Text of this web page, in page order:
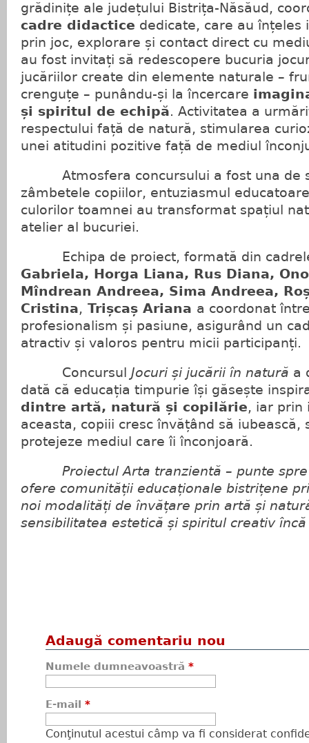
grădinițe ale județului Bistrița-Năsăud,
cadre didactice dedicate, care au înțeles
prin joc, explorare și contact direct cu
au fost invitați să redescopere bucuria
jucăriilor create din elemente naturale –
crenguțe – punându-și la încercare
și spiritul de echipă. Activitatea a
respectului față de natură, stimularea
unei atitudini pozitive față de mediul
Atmosfera concursului a fost una de
zâmbetele copiilor, entuziasmul
culorilor toamnei au transformat spațiul
atelier al bucuriei.
Echipa de proiect, formată din
Gabriela, Horga Liana, Rus Diana,
Mîndrean Andreea, Sima Andreea,
Cristina, Trișcaș Ariana a coordonat
profesionalism și pasiune, asigurând un
atractiv și valoros pentru micii participanți.
Concursul Jocuri și jucării în natură a
dată că educația timpurie își găsește
dintre artă, natură și copilărie, iar prin
aceasta, copiii cresc învățând să iubească,
protejeze mediul care îi înconjoară.
ProiectulArta tranzientă – punte
ofere comunității educaționale bistrițene
noi modalități de învățare prin artă și
sensibilitatea estetică și spiritul creativ
Adaugă comentariu nou
Numele dumneavoastră *
E-mail *
Conţinutul acestui câmp va fi considerat